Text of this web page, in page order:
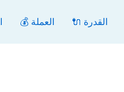
💰 العملة 🔌 القدرة